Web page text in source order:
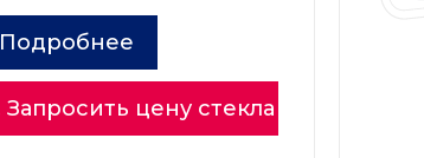
Подробнее
Запросить цену стекла